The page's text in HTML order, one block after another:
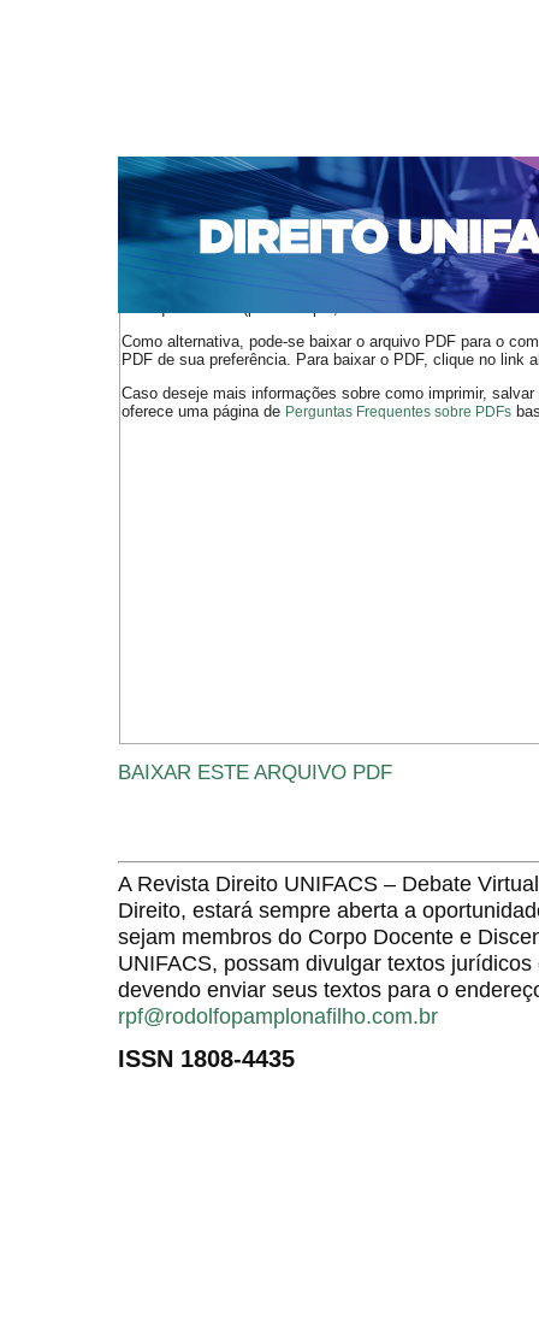
CAPA SOBRE ACESSO CADASTRO
NOTÍCIAS
EDIÇÕES DE Nº 1 A 100 WEBMAIL
Capa>n. 126 (2010) > Pamplona Filho
O arquivo PDF selecionado deve ser carregado no
de arquivos PDF (por exemplo, uma versão atual do
Como alternativa, pode-se baixar o arquivo PDF para o
PDF de sua preferência. Para baixar o PDF, clique no link
Caso deseje mais informações sobre como imprimir,
oferece uma página de Perguntas Frequentes sobre PDFs
BAIXAR ESTE ARQUIVO PDF
A Revista Direito UNIFACS – Debate
Direito, estará sempre aberta a
sejam membros do Corpo Docente e
UNIFACS, possam divulgar textos
devendo enviar seus textos para o
rpf@rodolfopamplonafilho.com.br
ISSN 1808-4435